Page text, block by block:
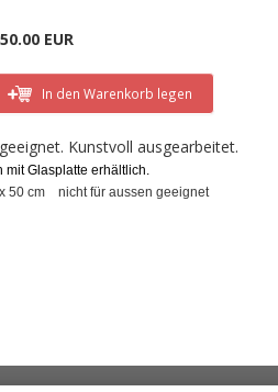
EUR
In den Warenkorb legen
Kunstvoll ausgearbeitet.
mit Glasplatte erhältlich.
50 cm nicht für aussen geeignet